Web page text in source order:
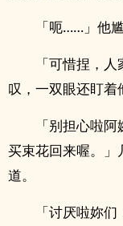
「呃……」他
「可惜捏，
叹，一双眼还盯着
「别担心啦
买束花回来喔。」
道。
「讨厌啦妳们